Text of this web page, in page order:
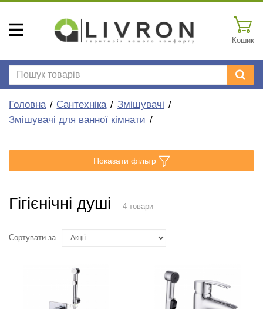
Кошик
Головна Сантехніка
Змішувачі
Змішувачі для ванної кімнати
Показати фільтр
Гігієнічні душі 4 товари
Сортувати за